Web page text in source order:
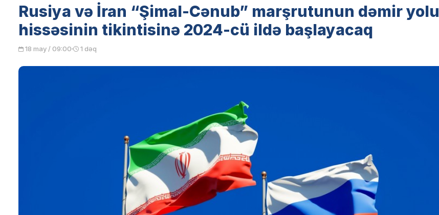
Rusiya və İran “Şimal-Cənub” marşrutunun dəmir yolu
hissəsinin tikintisinə 2024-cü ildə başlayacaq
18 may / 09:00 1 dəq